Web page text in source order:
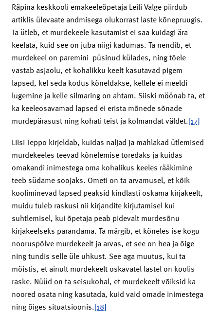
Räpina keskkooli emakeeleõpetaja Leili Valge piirdub
artiklis ülevaate andmisega olukorrast laste kõnepruugis.
Ta ütleb, et murdekeele kasutamist ei saa kuidagi ära
keelata, kuid see on juba niigi kadumas. Ta nendib, et
murdekeel on paremini püsinud külades, ning tõele
vastab asjaolu, et kohalikku keelt kasutavad pigem
lapsed, kel seda kodus kõneldakse, kellele ei meeldi
lugemine ja kelle silmaring on ahtam. Siiski möönab ta, et
ka keeleosavamad lapsed ei erista mõnede sõnade
murdepärasust ning kohati teist ja kolmandat väldet.[17]
Liisi Teppo kirjeldab, kuidas naljad ja mahlakad ütlemised
murdekeeles teevad kõnelemise toredaks ja kuidas
omakandi inimestega oma kohalikus keeles rääkimine
teeb südame soojaks. Ometi on ta arvamusel, et kõik
kooliminevad lapsed peaksid kindlasti oskama kirjakeelt,
muidu tuleb raskusi nii kirjandite kirjutamisel kui
suhtlemisel, kui õpetaja peab pidevalt murdesõnu
kirjakeelseks parandama. Ta märgib, et kõneles ise kogu
nooruspõlve murdekeelt ja arvas, et see on hea ja õige
ning tundis selle üle uhkust. See aga muutus, kui ta
mõistis, et ainult murdekeelt oskavatel lastel on koolis
raske. Nüüd on ta seisukohal, et murdekeelt võiksid ka
noored osata ning kasutada, kuid vaid omade inimestega
ning õiges situatsioonis.[18]